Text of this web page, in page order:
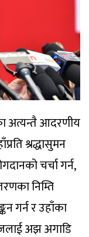
। गंगालाल र गणेशमान दुई जनाले शोभा भगवतीमा एकैदिन एकैचोटी रातीको समयमा गएर औलाबाट रगत निकालेर सपथ लिनुभएको थियो– हामी प्रजापरिषद्प्रति, प्रजापरिषद्का उद्देश्यप्रति बफादार रहन्छौं, यी उद्देश्य पूरा गरिछाड्छौं र यो गोपनीयता कहिल्यै पनि खोल्दैनौं भनेर । उहाँहरूले त्यो कुराको पालना गर्नुभयो । मैले गणेशमानजीको अगाडि भनेँ– अहिलेको नेपाली काँग्रेस होइन, यो राष्ट्रिय नेपाली काँग्रेस बनाइएको थियो । यसको जन्म अखिल भारतीय नेपाली काँग्रेसबाट भएको हो । त्यसलाई गणेशमानले नाम परितर्वन गराएर अखिल भारतीय छोडेर नेपाली राष्ट्रिय काँग्रेस राख्नुभयो । त्यसपछि दिल्लीरमण, सुवर्ण शमशेरहरूको एकता हुँदा २००५ सालमा यसलाई नेपाली काँग्रेस मात्रै नाम राख्ने र नेपाली राष्ट्रिय काँग्रेसबाट नेपाली काँग्रेस बनाउने काम भएको थियो । आज मैले अमर शहीद गंगालाललाई सम्झिरहँदा एउटा ऐतिहासिक घटना सम्झनु पर्दछ । ऐतिहासिक र बहादुरीपूर्ण काम सम्झनुपर्छ । उहाँले नेपालको इतिहासमा रचना गर्नुभएको एउटा नयाँ अध्यायको स्मरण गर्नुपर्दछ । गंगालाल श्रेष्ठ १७ वर्षको कलिलै हुनुहुन्थ्यो । १९९७ साल मंसीर १३ गते इन्द्रचोकमा उहाँले नेपालको इतिहासमा पहिलो पटक मञ्च जस्तो केहीमा उभिएर भाषण गर्नुभयो । त्यो भाषण असाधारण उत्साहपूर्ण थियो । त्यसमा अन्य कविहरू, अन्य व्यक्तिहरू, ती व्यक्तिहरू पनि त्यसमा उत्साही ढङ्गले लागेका थिए । सम्भवतः केदारमान व्यथित त्यो सभामा हुनुहुन्थ्यो, अनेक नेताहरू हुनुहुन्थ्यो । गंगालालले मञ्चमा उभिएर–आज साहसिक व्यक्तिले, निडर व्यक्तिले, परिवर्तनकारी व्यक्तिले, शाहसिक भाषण गरेर नयाँ युगको प्रारम्भ गर्नेछ भन्ने उद्घोष गर्नुभएको थियो । त्यहाँ प्रतिकात्मक रूपले क्रान्तिको प्रतीकको रूपमा पान खाएर रातो मुख बनाएर गंगालालले भाषण गर्नुभएको थियो । उहाँले भन्नुभएको थियो– अब अत्याचारी राणाहरूको जहानियाँ शासनको समय धेरै छैन, समाप्त भयो । अब नेपाली जनतामा जागरण आइसकेको छ । तपाईं सम्पूर्ण युवाहरू साथ दिनुस्, युवाहरूको तातो रगतले अब राणाहरूको शासनलाई अन्त्य गर्ने छ । जागरुक जनताले साथ दिनुस्, दाजुभाइ दिदीबहिनीहरूले साथ दिनुस्, राणा शासनको अब अन्त्य गरिने छ भनेर उहाँले भाषण गर्नुभएको थियो । योभन्दा अगाडि यस्तै व्यहोराका टंकप्रसाद आचार्यद्वारा लिखित वक्तव्य १९९७ साल साउन र भदौमा ४ वटा पर्चाहरू बाँडिएका थिए राणाहरूका विरुद्धमा । तिनै पर्चाहरूको राजनीति बोकेर, त्यसै प्रकारमा खुला भाषण इन्द्रचोकमा १९९७ साल मंसीर १३ गते गंगालालले गर्नुभएको थियो । त्यो नेपालको इतिहासमा पहिलो सार्वजनिक राजनीतिक भाषण हो । हामीले त्यसलाई एउटा कोशेढुंगाको रूपमा लिनसक्छौं । त्यसलाई साहसको प्रतीकको रूपमा, त्यति निरङ्कुश, त्यति स्वेच्छाचारी राणा शासनका विरुद्ध दिउँसै लुकेर होइन, इन्द्रचोक जस्तो सार्वजनिक ठाउँमा उभिएर एउटा १७ वर्षको ठिटाले चुनौती दिँदै राणा शासनको अन्त्यको शङ्खघोष गर्दै भाषण गरेका थिए । म गंगालालप्रति श्रद्धासुमन अर्पण गर्न चाहन्छु । अरू शहीदहरूलाई पनि म स्मरण र श्रद्धासुमन अर्पण गर्न चाहन्छु । म भन्न चाहन्छु, इन्द्रचोकको त्यो ऐतिहासिक दिनलाई मनाउने गर्नुपर्छ । काठमाडौं जिल्लाको ध्यान जाओस्, सम्पर्क मञ्चको, सम्पर्क कमिटीको पनि ध्यान जाओस् । इन्द्रचोक एउटा यस्तो ठाउँ हो, जसले एउटा इतिहास बोकेको छ । एउटा जागरणको इतिहास बोकेको छ, एउटा शङ्खघोषको थलो हो, एउटा नयाँ युगको शङ्खघोषको थलो हो । पहिलो राजनीतिक भाषणको थलो हो । पहिलो त्यसप्रकारको उन्नतस्तरको साहस, राणा शासनका विरुद्ध एउटा निहत्थाले त्यत्रो उद्घोष गरेको थलो हो । त्यसकारण इन्द्रच